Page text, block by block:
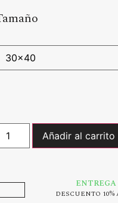
Añadir al carrito
DESCUENTO 10%